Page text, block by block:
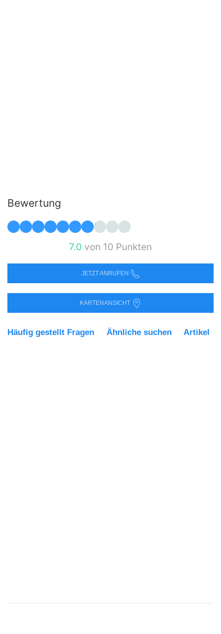
Bewertung
7.0 von 10 Punkten
JETZT ANRUFEN
KARTENANSICHT
Häufig gestellt Fragen Ähnliche suchen Artikel